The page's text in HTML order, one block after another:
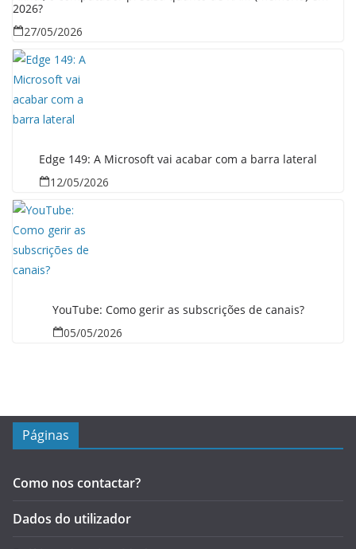
2026?
27/05/2026
Edge 149: A Microsoft vai acabar com a barra lateral
12/05/2026
YouTube: Como gerir as subscrições de canais?
05/05/2026
Páginas
Como nos contactar?
Dados do utilizador